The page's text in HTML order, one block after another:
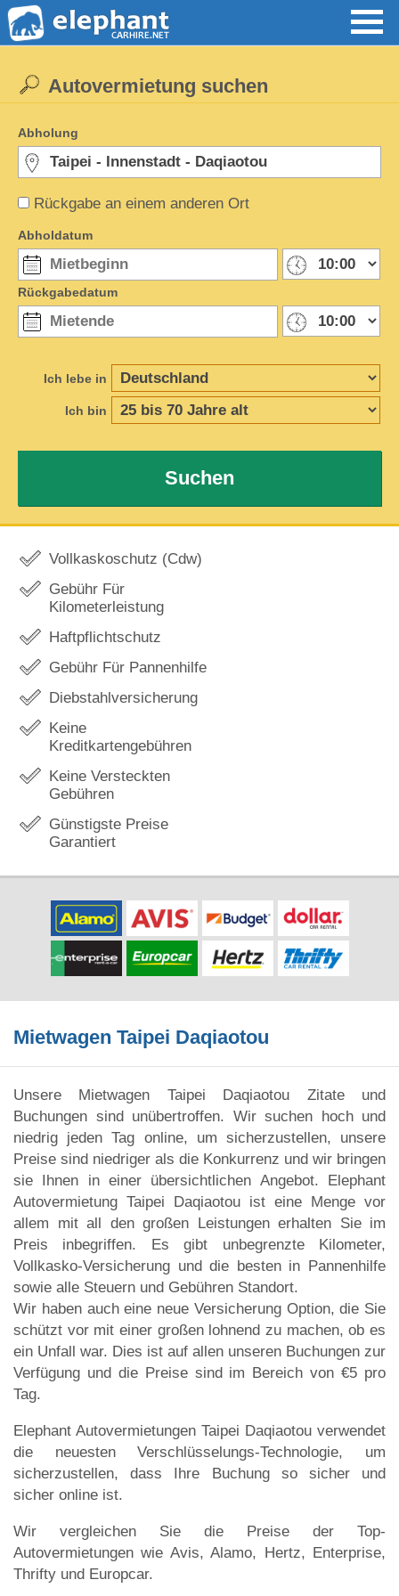
Rückgabe an einem anderen Ort
Autovermietung suchen
Abholung
Abholdatum
Rückgabedatum
Ich lebe in
Ich bin
Suchen
Vollkaskoschutz (Cdw)
Gebühr Für
Kilometerleistung
Haftpflichtschutz
Gebühr Für Pannenhilfe
Diebstahlversicherung
Keine
Kreditkartengebühren
Keine Versteckten
Gebühren
Günstigste Preise
Garantiert
Mietwagen Taipei Daqiaotou
Unsere Mietwagen Taipei Daqiaotou Zitate und
Buchungen sind unübertroffen. Wir suchen hoch und
niedrig jeden Tag online, um sicherzustellen, unsere
Preise sind niedriger als die Konkurrenz und wir bringen
sie Ihnen in einer übersichtlichen Angebot. Elephant
Autovermietung Taipei Daqiaotou ist eine Menge vor
allem mit all den großen Leistungen erhalten Sie im
Preis inbegriffen. Es gibt unbegrenzte Kilometer,
Vollkasko-Versicherung und die besten in Pannenhilfe
sowie alle Steuern und Gebühren Standort.
Wir haben auch eine neue Versicherung Option, die Sie
schützt vor mit einer großen lohnend zu machen, ob es
ein Unfall war. Dies ist auf allen unseren Buchungen zur
Verfügung und die Preise sind im Bereich von €5 pro
Tag.
Elephant Autovermietungen Taipei Daqiaotou verwendet
die neuesten Verschlüsselungs-Technologie, um
sicherzustellen, dass Ihre Buchung so sicher und
sicher online ist.
Wir vergleichen Sie die Preise der Top-
Autovermietungen wie Avis, Alamo, Hertz, Enterprise,
Thrifty und Europcar.